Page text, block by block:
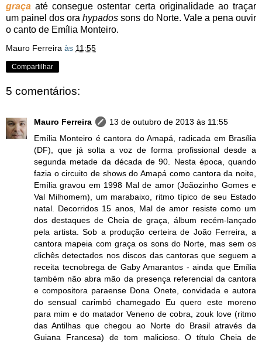
graça até consegue ostentar certa originalidade ao traçar
um painel dos orahypados sons do Norte. Vale a pena ouvir
o canto de Emília Monteiro.
Mauro Ferreira às 11:55
Compartilhar
5 comentários:
Mauro Ferreira
13 de outubro de 2013 às 11:55
Emília Monteiro é cantora do Amapá, radicada em Brasília
(DF), que já solta a voz de forma profissional desde a
segunda metade da década de 90. Nesta época, quando
fazia o circuito de shows do Amapá como cantora da noite,
Emília gravou em 1998 Mal de amor (Joãozinho Gomes e
Val Milhomem), um marabaixo, ritmo típico de seu Estado
natal. Decorridos 15 anos, Mal de amor resiste como um
dos destaques de Cheia de graça, álbum recém-lançado
pela artista. Sob a produção certeira de João Ferreira, a
cantora mapeia com graça os sons do Norte, mas sem os
clichês detectados nos discos das cantoras que seguem a
receita tecnobrega de Gaby Amarantos - ainda que Emília
também não abra mão da presença referencial da cantora
e compositora paraense Dona Onete, convidada e autora
do sensual carimbó chamegado Eu quero este moreno
para mim e do matador Veneno de cobra, zouk love (ritmo
das Antilhas que chegou ao Norte do Brasil através da
Guiana Francesa) de tom malicioso. O título Cheia de